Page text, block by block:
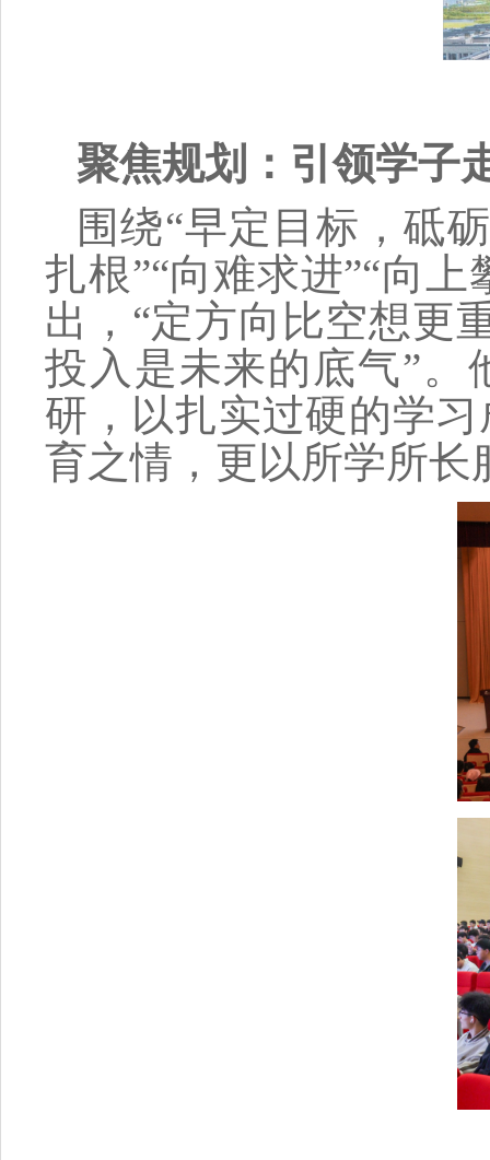
聚焦规划：引领学子
围绕“早定目标，砥
扎根”“向难求进”“向上
出， “定方向比空想更
投入是未来的底气”。
研，以扎实过硬的学
育之情，更以所学所